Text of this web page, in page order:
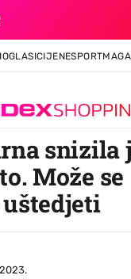
OGLASICIJENESPORT
snizila
Može se